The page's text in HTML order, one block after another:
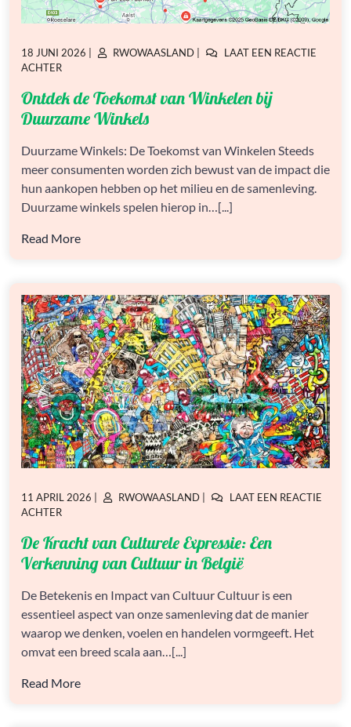
GEPLAATST
OP
18 JUNI 2026
GEPLAATST
RWOWAASLAND
LAAT EEN REACTIE
ACHTEROP
DE
TOEKOMST
VAN
BIJ
DUURZAME
WINKELS
Ontdek de Toekomst van Winkelen bij
Duurzame Winkels
Duurzame Winkels: De Toekomst van Winkelen Steeds
meer consumenten worden zich bewust van de impact die
hun aankopen hebben op het milieu en de samenleving.
Duurzame winkels spelen hierop in…[...]
Read More
GEPLAATST
OP
11 APRIL 2026
GEPLAATST
RWOWAASLAND
LAAT EEN REACTIE
ACHTEROP
KRACHT
VAN
CULTURELE
EEN
VERKENNING
VAN
CULTUUR
IN
De Kracht van Culturele Expressie: Een
Verkenning van Cultuur in België
De Betekenis en Impact van Cultuur Cultuur is een
essentieel aspect van onze samenleving dat de manier
waarop we denken, voelen en handelen vormgeeft. Het
omvat een breed scala aan…[...]
Read More